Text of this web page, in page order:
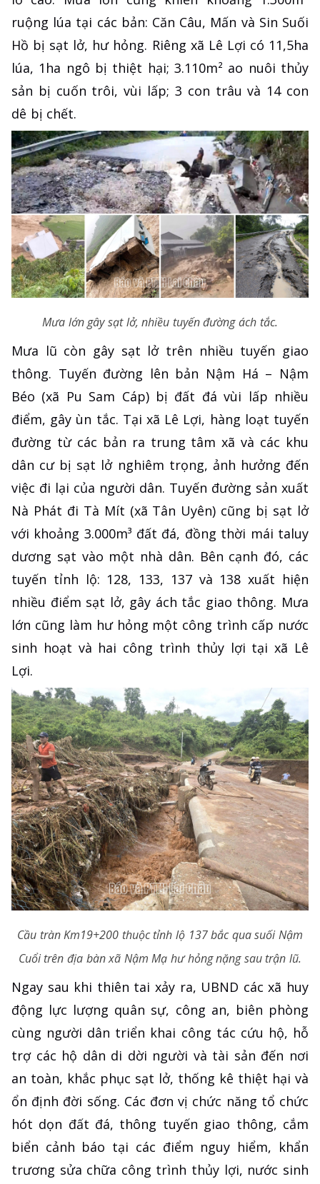
ruộng lúa tại các bản: Căn Câu, Mấn và Sin Suối
Hồ bị sạt lở, hư hỏng. Riêng xã Lê Lợi có 11,5ha
lúa, 1ha ngô bị thiệt hại; 3.110m² ao nuôi thủy
sản bị cuốn trôi, vùi lấp; 3 con trâu và 14 con
dê bị chết.
Mưa lớn gây sạt lở, nhiều tuyến đường ách tắc.
Mưa lũ còn gây sạt lở trên nhiều tuyến giao
thông. Tuyến đường lên bản Nậm Há – Nậm
Béo (xã Pu Sam Cáp) bị đất đá vùi lấp nhiều
điểm, gây ùn tắc. Tại xã Lê Lợi, hàng loạt tuyến
đường từ các bản ra trung tâm xã và các khu
dân cư bị sạt lở nghiêm trọng, ảnh hưởng đến
việc đi lại của người dân. Tuyến đường sản xuất
Nà Phát đi Tà Mít (xã Tân Uyên) cũng bị sạt lở
với khoảng 3.000m³ đất đá, đồng thời mái taluy
dương sạt vào một nhà dân. Bên cạnh đó, các
tuyến tỉnh lộ: 128, 133, 137 và 138 xuất hiện
nhiều điểm sạt lở, gây ách tắc giao thông. Mưa
lớn cũng làm hư hỏng một công trình cấp nước
sinh hoạt và hai công trình thủy lợi tại xã Lê
Lợi.
Cầu tràn Km19+200 thuộc tỉnh lộ 137 bắc qua suối Nậm
Cuổi trên địa bàn xã Nậm Mạ hư hỏng nặng sau trận lũ.
Ngay sau khi thiên tai xảy ra, UBND các xã huy
động lực lượng quân sự, công an, biên phòng
cùng người dân triển khai công tác cứu hộ, hỗ
trợ các hộ dân di dời người và tài sản đến nơi
an toàn, khắc phục sạt lở, thống kê thiệt hại và
ổn định đời sống. Các đơn vị chức năng tổ chức
hót dọn đất đá, thông tuyến giao thông, cắm
biển cảnh báo tại các điểm nguy hiểm, khẩn
trương sửa chữa công trình thủy lợi, nước sinh